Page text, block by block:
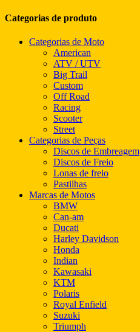
Categorias de produto
Categorias de Moto
American
ATV / UTV
Big Trail
Custom
Off Road
Racing
Scooter
Street
Categorias de Peças
Discos de Embreagem
Discos de Freio
Lonas de freio
Pastilhas
Marcas de Motos
BMW
Can-am
Ducati
Harley Davidson
Honda
Indian
Kawasaki
KTM
Polaris
Royal Enfield
Suzuki
Triumph